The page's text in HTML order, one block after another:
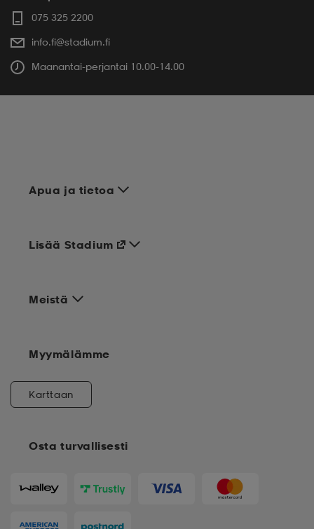
075 325 2200
info.fi@stadium.fi
Maanantai-perjantai 10.00-14.00
Apua ja tietoa
Meistä
Osta turvallisesti
Lisää Stadium
Myymälämme
Karttaan